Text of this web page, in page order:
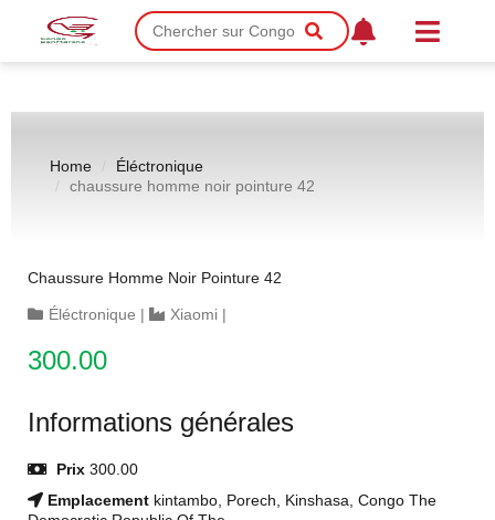
Home
Éléctronique
chaussure homme noir pointure 42
Chaussure Homme Noir Pointure 42
Éléctronique | Xiaomi |
300.00
Informations générales
Prix 300.00
Emplacement kintambo, Porech, Kinshasa, Congo The